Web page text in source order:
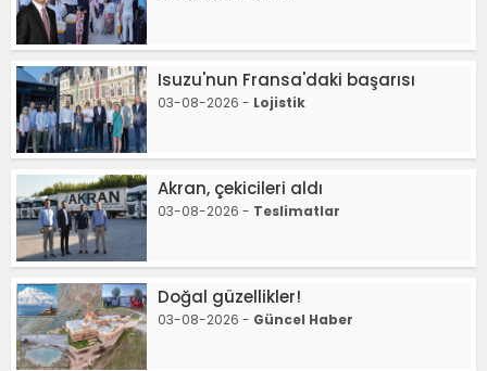
Isuzu'nun Fransa'daki başarısı
03-08-2026 - Lojistik
Akran, çekicileri aldı
03-08-2026 - Teslimatlar
Doğal güzellikler!
03-08-2026 - Güncel Haber